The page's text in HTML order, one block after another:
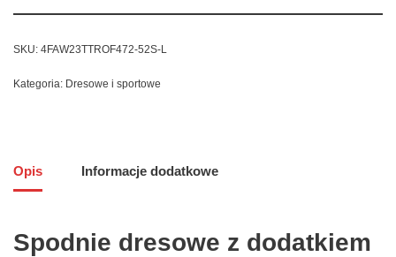
SKU: 4FAW23TTROF472-52S-L
Kategoria: Dresowe i sportowe
Opis Informacje dodatkowe
Spodnie dresowe z dodatkiem